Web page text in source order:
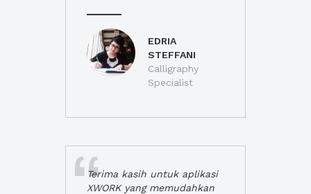
EDRIA
STEFFANI
Calligraphy
Specialist
Terima kasih untuk aplikasi
XWORK yang memudahkan